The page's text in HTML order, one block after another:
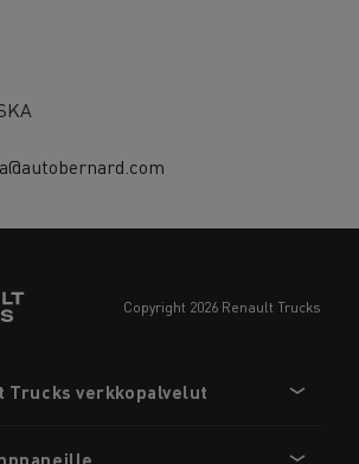
copyright 2026 Renault Trucks
Trucks verkkopalvelut